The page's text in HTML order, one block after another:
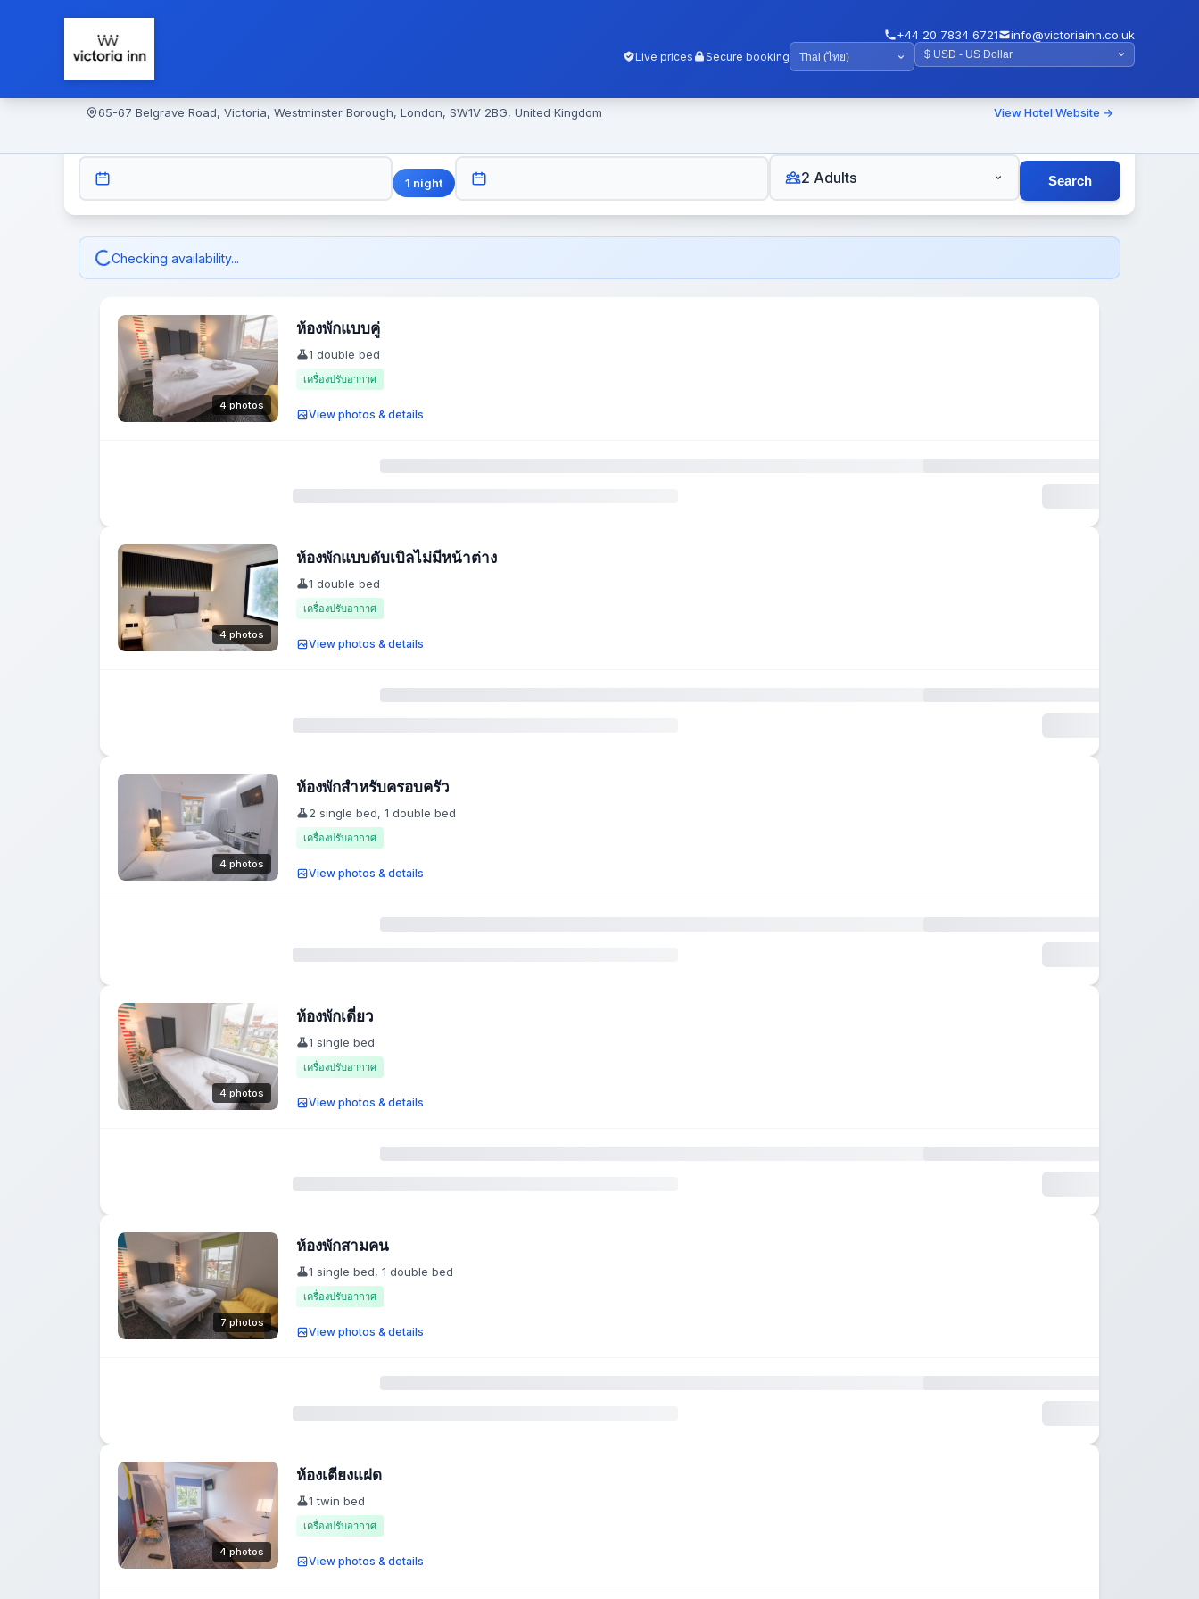
+44 20 7834 6721 info@victoriainn.co.uk
Live prices Secure booking
65-67 Belgrave Road, Victoria, Westminster Borough, London, SW1V 2BG, United Kingdom View Hotel Website →
1 night 2 Adults Search
Checking availability...
4 photos
ห้องพักแบบคู่
1 double bed
เครื่องปรับอากาศ
View photos & details
4 photos
ห้องพักแบบดับเบิลไม่มีหน้าต่าง
1 double bed
เครื่องปรับอากาศ
View photos & details
4 photos
ห้องพักสำหรับครอบครัว
2 single bed, 1 double bed
เครื่องปรับอากาศ
View photos & details
4 photos
ห้องพักเดี่ยว
1 single bed
เครื่องปรับอากาศ
View photos & details
7 photos
ห้องพักสามคน
1 single bed, 1 double bed
เครื่องปรับอากาศ
View photos & details
4 photos
ห้องเตียงแฝด
1 twin bed
เครื่องปรับอากาศ
View photos & details